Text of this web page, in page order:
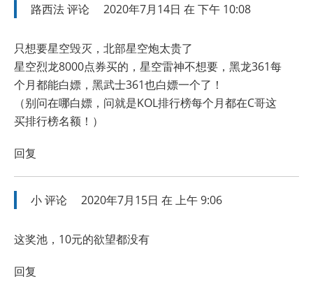
路西法评论 2020年7月14日 在 下午 10:08
只想要星空毁灭，北部星空炮太贵了
星空烈龙8000点券买的，星空雷神不想要，黑龙361每
个月都能白嫖，黑武士361也白嫖一个了！
（别问在哪白嫖，问就是KOL排行榜每个月都在C哥这
买排行榜名额！）
回复
小评论 2020年7月15日 在 上午 9:06
这奖池，10元的欲望都没有
回复